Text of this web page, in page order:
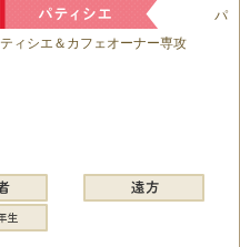
パ
ティシエ＆カフェオーナー専攻